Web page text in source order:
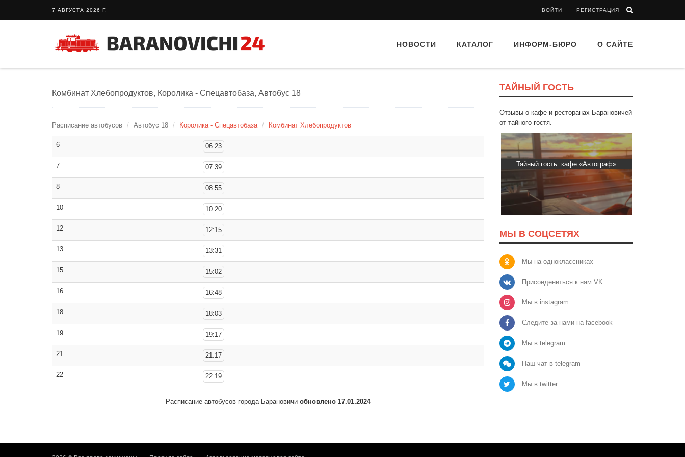
7 АВГУСТА 2026 Г. ВОЙТИ РЕГИСТРАЦИЯ
НОВОСТИ КАТАЛОГ ИНФОРМ-БЮРО О САЙТЕ
Комбинат Хлебопродуктов, Королика - Спецавтобаза, Автобус 18
Расписание автобусов Автобус 18 Королика - Спецавтобаза Комбинат Хлебопродуктов
6 06:23
7 07:39
8 08:55
10 10:20
12 12:15
13 13:31
15 15:02
16 16:48
18 18:03
19 19:17
21 21:17
22 22:19
Расписание автобусов города Барановичи обновлено 17.01.2024
ТАЙНЫЙ ГОСТЬ
Отзывы о кафе и ресторанах Барановичей
от тайного гостя.
Тайный гость: кафе «Автограф»
МЫ В СОЦСЕТЯХ
Мы на одноклассниках
Присоедениться к нам VK
Мы в instagram
Следите за нами на facebook
Мы в telegram
Наш чат в telegram
Мы в twitter